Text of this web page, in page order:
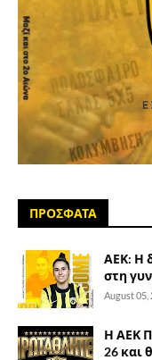
ΠΡΟΣΦΑΤΑ
ΑΕΚ: Η
στη
August 05,
Η ΑΕΚ
26 και